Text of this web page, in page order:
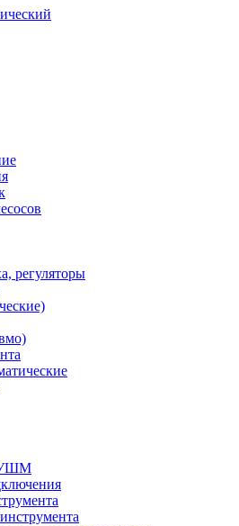
регуляторы
УШМ